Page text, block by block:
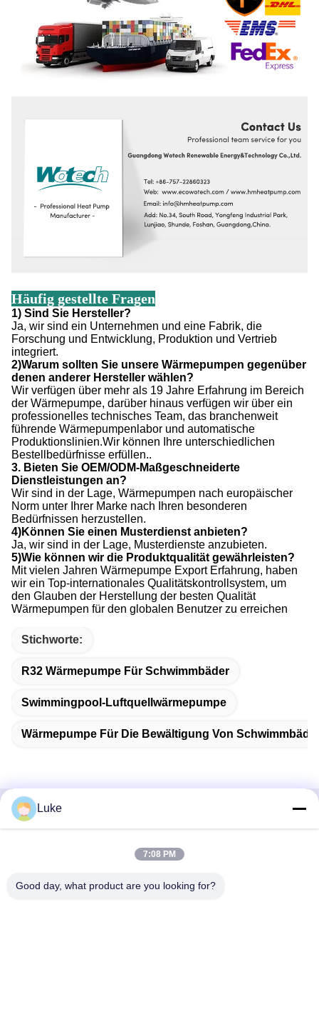
Häufig gestellte Fragen
1) Sind Sie Hersteller?
Ja, wir sind ein Unternehmen und eine Fabrik, die
Forschung und Entwicklung, Produktion und Vertrieb
integriert.
2)Warum sollten Sie unsere Wärmepumpen gegenüber
denen anderer Hersteller wählen?
Wir verfügen über mehr als 19 Jahre Erfahrung im Bereich
der Wärmepumpe, darüber hinaus verfügen wir über ein
professionelles technisches Team, das branchenweit
führende Wärmepumpenlabor und automatische
Produktionslinien.Wir können Ihre unterschiedlichen
Bestellbedürfnisse erfüllen..
3. Bieten Sie OEM/ODM-Maßgeschneiderte
Dienstleistungen an?
Wir sind in der Lage, Wärmepumpen nach europäischer
Norm unter Ihrer Marke nach Ihren besonderen
Bedürfnissen herzustellen.
4)Können Sie einen Musterdienst anbieten?
Ja, wir sind in der Lage, Musterdienste anzubieten.
5)Wie können wir die Produktqualität gewährleisten?
Mit vielen Jahren Wärmepumpe Export Erfahrung, haben
wir ein Top-internationales Qualitätskontrollsystem, um
den Glauben der Herstellung der besten Qualität
Wärmepumpen für den globalen Benutzer zu erreichen
Stichworte:
R32 Wärmepumpe Für Schwimmbäder
Swimmingpool-Luftquellwärmepumpe
Wärmepumpe Für Die Bewältigung Von
Schnelle Kontaktaufnahme
Park, Shunde District, Foshan 528000, Provinz Guangdong,
Luke
7:08 PM
Good day, what product are you looking for?